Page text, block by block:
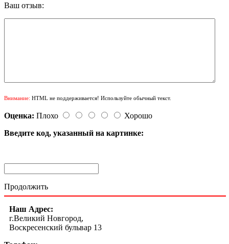
Ваш отзыв:
Внимание: HTML не поддерживается! Используйте обычный текст.
Оценка: Плохо
Хорошо
Введите код, указанный на картинке:
Продолжить
Наш Адрес:
г.Великий Новгород,
Воскресенский бульвар 13